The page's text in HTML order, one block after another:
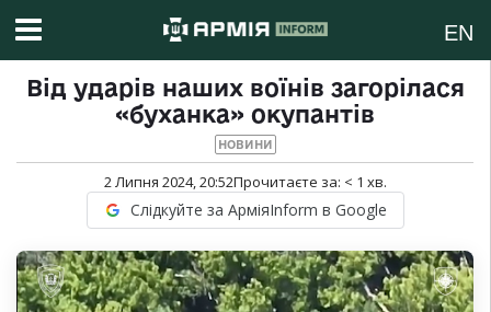
EN
Від ударів наших воїнів загорілася
«буханка» окупантів
НОВИНИ
2 Липня 2024, 20:52Прочитаєте за: < 1 хв.
Слідкуйте за АрміяInform в Google